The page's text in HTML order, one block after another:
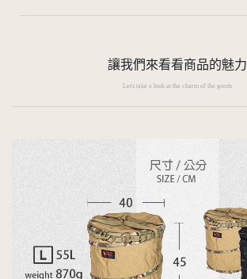
讓我們來看看商品的魅力
Let's take a look at the charm of the goods